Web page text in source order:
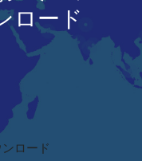
ロード
ロード